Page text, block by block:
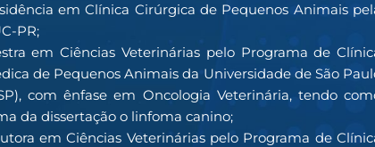
em Clínica Cirúrgica de Pequenos Animais
PR;
em Ciências Veterinárias pelo Programa de
de Pequenos Animais da Universidade de São
com ênfase em Oncologia Veterinária, tendo
da dissertação o linfoma canino;
em Ciências Veterinárias pelo Programa de